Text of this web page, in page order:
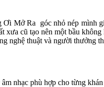
Mở Ra  góc nhỏ nép
cũ tạo nên một bầu
nghệ thuật và người thưởng
nhạc phù hợp cho từng khán